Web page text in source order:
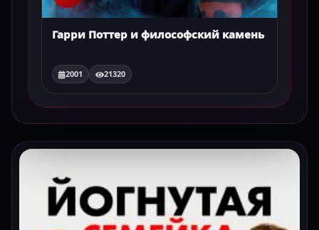
Гарри Поттер и философский камень
2001 21320